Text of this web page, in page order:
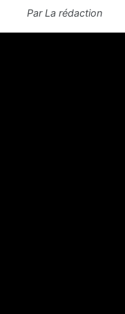
ParLa rédaction